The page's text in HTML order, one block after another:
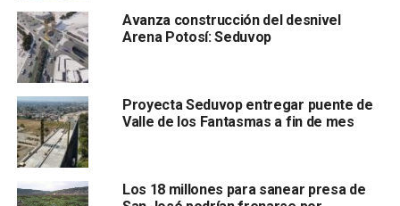
desacreditar toda obra ejecutada por el Gobierno del
Estado y que lo haga por un supuesto interés
colectivo,
Avanza construcción del desnivel
Arena Potosí: Seduvop
Proyecta Seduvop entregar puente de
Valle de los Fantasmas a fin de mes
Los 18 millones para sanear presa de